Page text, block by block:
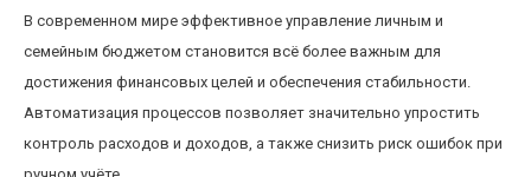
В современном мире эффективное управление личным и
семейным бюджетом становится всё более важным для
достижения финансовых целей и обеспечения стабильности.
Автоматизация процессов позволяет значительно упростить
контроль расходов и доходов, а также снизить риск ошибок при